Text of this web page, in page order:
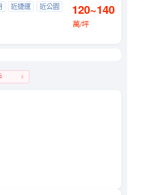
近捷運 近公園 120~140
萬/坪